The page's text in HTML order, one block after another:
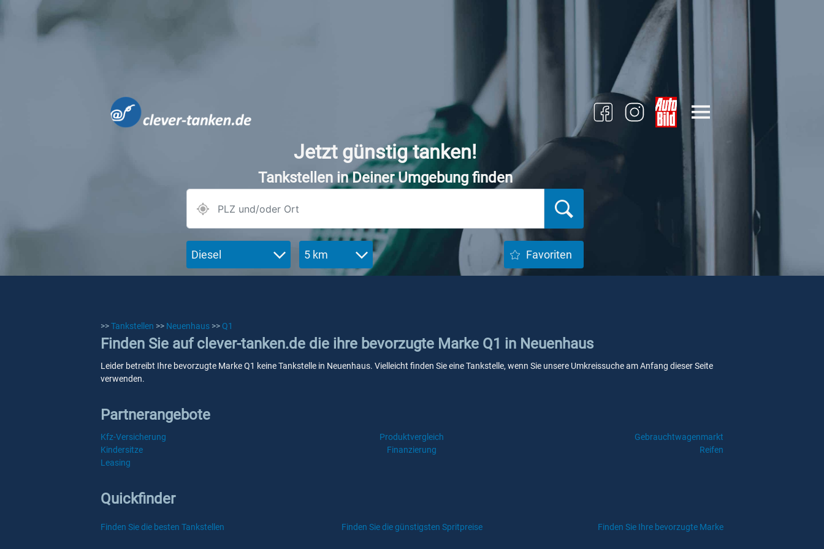
Jetzt günstig tanken!
Tankstellen in Deiner Umgebung finden
Diesel 5 km Favoriten
>>Tankstellen >> Neuenhaus >> Q1
Finden Sie auf clever-tanken.de die ihre bevorzugte Marke Q1 in Neuenhaus
Leider betreibt Ihre bevorzugte Marke Q1 keine Tankstelle in Neuenhaus. Vielleicht finden Sie eine Tankstelle, wenn Sie unsere Umkreissuche am Anfang dieser Seite
verwenden.
Partnerangebote
Kfz-Versicherung Produktvergleich
Gebrauchtwagenmarkt
Kindersitze
Finanzierung
Reifen
Leasing
Quickfinder
Finden Sie die besten Tankstellen Finden Sie die günstigsten Spritpreise Finden Sie Ihre bevorzugte Marke